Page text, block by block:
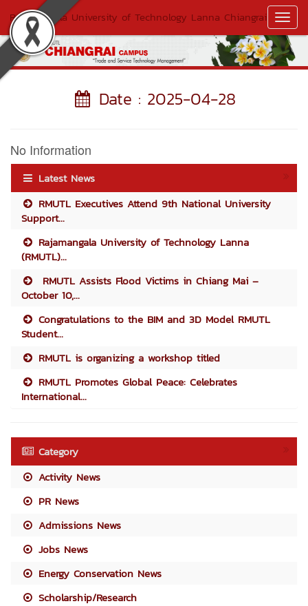
Rajamangala University of Technology Lanna Chiangrai
Date : 2025-04-28
No Information
Latest News
RMUTL Executives Attend 9th National University
Support...
Rajamangala University of Technology Lanna
(RMUTL)...
RMUTL Assists Flood Victims in Chiang Mai –
October 10,...
Congratulations to the BIM and 3D Model RMUTL
Student...
RMUTL is organizing a workshop titled
RMUTL Promotes Global Peace: Celebrates
International...
Category
Activity News
PR News
Admissions News
Jobs News
Energy Conservation News
Scholarship/Research